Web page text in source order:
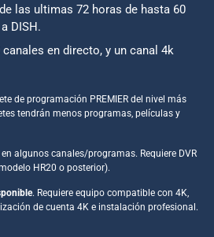
las ultimas 72 horas de hasta 60
DISH.
canales en directo, y un canal 4k
de programación PREMIER del nivel más
tendrán menos programas, películas y
algunos canales/programas. Requiere DVR
HR20 o posterior).
. Requiere equipo compatible con 4K,
de cuenta 4K e instalación profesional.